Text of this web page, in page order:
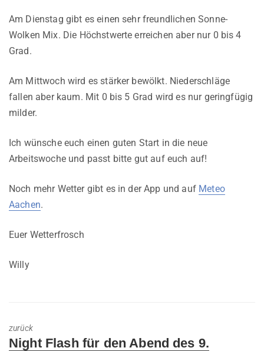
Am Dienstag gibt es einen sehr freundlichen Sonne-
Wolken Mix. Die Höchstwerte erreichen aber nur 0 bis 4
Grad.
Am Mittwoch wird es stärker bewölkt. Niederschläge
fallen aber kaum. Mit 0 bis 5 Grad wird es nur geringfügig
milder.
Ich wünsche euch einen guten Start in die neue
Arbeitswoche und passt bitte gut auf euch auf!
Noch mehr Wetter gibt es in der App und auf Meteo
Aachen.
Euer Wetterfrosch
Willy
zurück
Previous
Night Flash für den Abend des 9.